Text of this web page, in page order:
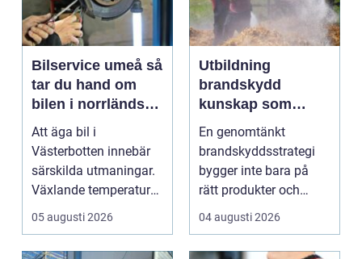
Bilservice umeå så
tar du hand om
bilen i norrländskt
klimat
Att äga bil i
Västerbotten innebär
särskilda utmaningar.
Växlande temperaturer,
vägsalt, grus, snösl...
05 augusti 2026
Utbildning
brandskydd
kunskap som
räddar liv och
skyddar
verksamheter
En genomtänkt
brandskyddsstrategi
bygger inte bara på
rätt produkter och
installationer. Den
04 augusti 2026